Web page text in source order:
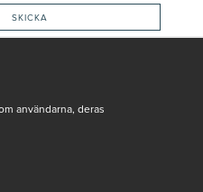
användarna, deras